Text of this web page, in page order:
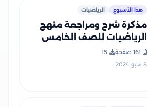
هذا الأسبوع الرياضيات
مذكرة شرح ومراجعة منهج
الرياضيات للصف الخامس
الابتدائي الفصل الدراسي
الأول
161 صفحة
15
8 مايو 2024